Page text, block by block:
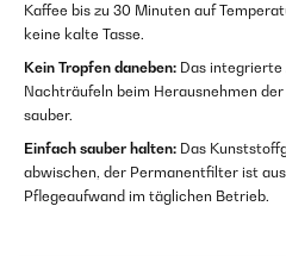
Kaffee bis zu 30 Minuten auf
keine kalte Tasse.
Kein Tropfen daneben: Das
Nachträufeln beim Herausnehmen
sauber.
Einfach sauber halten: Das
abwischen, der Permanentfilter ist
Pflegeaufwand im täglichen Betrieb.